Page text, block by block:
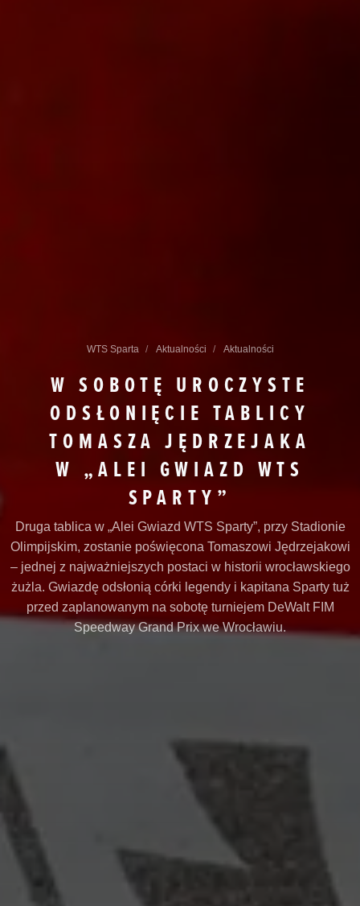
WTS Sparta Aktualności Aktualności
W SOBOTĘ UROCZYSTE
ODSŁONIĘCIE TABLICY
TOMASZA JĘDRZEJAKA
W „ALEI GWIAZD WTS
SPARTY”
Druga tablica w „Alei Gwiazd WTS Sparty”, przy Stadionie
Olimpijskim, zostanie poświęcona Tomaszowi Jędrzejakowi
– jednej z najważniejszych postaci w historii wrocławskiego
żużla. Gwiazdę odsłonią córki legendy i kapitana Sparty tuż
przed zaplanowanym na sobotę turniejem DeWalt FIM
Speedway Grand Prix we Wrocławiu.